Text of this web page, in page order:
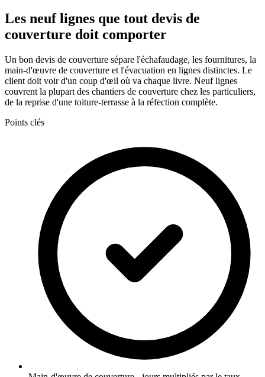
Les neuf lignes que tout devis de
couverture doit comporter
Un bon devis de couverture sépare l'échafaudage, les fournitures, la
main-d'œuvre de couverture et l'évacuation en lignes distinctes. Le
client doit voir d'un coup d'œil où va chaque livre. Neuf lignes
couvrent la plupart des chantiers de couverture chez les particuliers,
de la reprise d'une toiture-terrasse à la réfection complète.
Points clés